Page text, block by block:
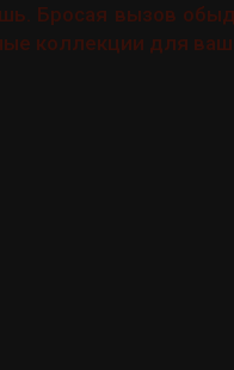
Бросая вызов
коллекции для